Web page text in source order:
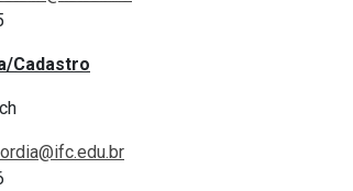
Cadastro
ifc.edu.br